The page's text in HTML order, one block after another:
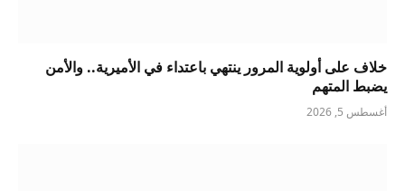
خلاف على أولوية المرور ينتهي باعتداء في الأميرية.. والأمن
يضبط المتهم
أغسطس 5, 2026